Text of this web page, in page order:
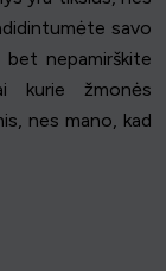
savo
bet nepamirškite
kurie žmonės
nes mano, kad